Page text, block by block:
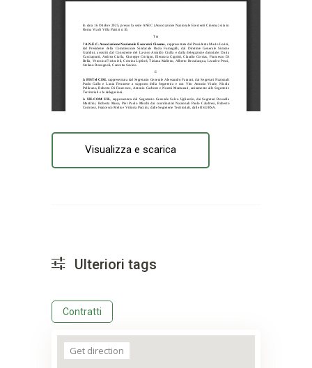
Visualizza e scarica
Ulteriori tags
Contratti
Get direction